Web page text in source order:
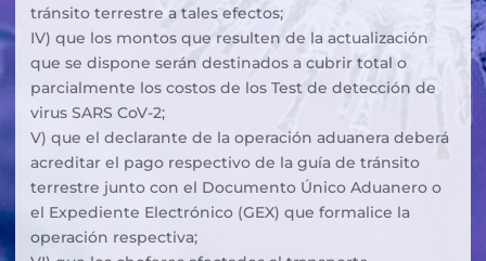
tránsito terrestre a tales efectos;
IV) que los montos que resulten de la actualización
que se dispone serán destinados a cubrir total o
parcialmente los costos de los Test de detección de
virus SARS CoV-2;
V) que el declarante de la operación aduanera deberá
acreditar el pago respectivo de la guía de tránsito
terrestre junto con el Documento Único Aduanero o
el Expediente Electrónico (GEX) que formalice la
operación respectiva;